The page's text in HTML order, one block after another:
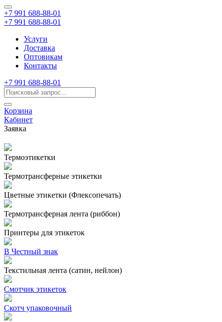
+7 991 688-88-01
+7 991 688-88-01
Услуги
Доставка
Оптовикам
Контакты
+7 991 688-88-01
Корзина
Кабинет
Заявка
Термоэтикетки
Термотрансферные этикетки
Цветные этикетки (Флексопечать)
Термотрансферная лента (риббон)
Принтеры для этикеток
В Честный знак
Текстильная лента (сатин, нейлон)
Смотчик этикеток
Скотч упаковочный